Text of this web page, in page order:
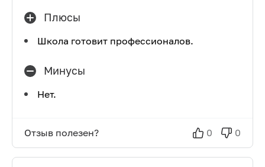
Плюсы
Школа готовит профессионалов.
Минусы
Нет.
Отзыв полезен? 0 0